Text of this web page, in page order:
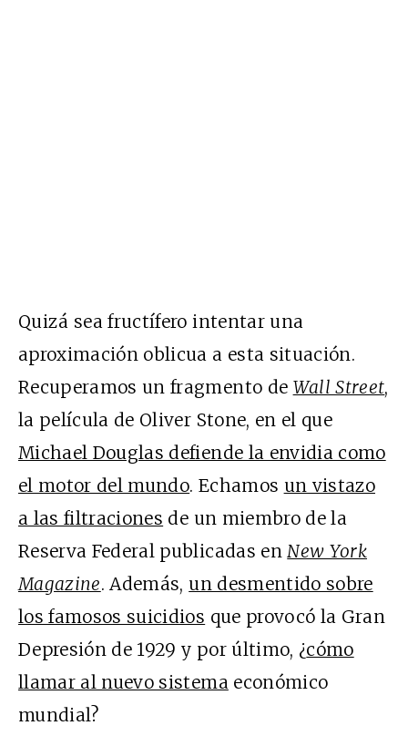
Quizá sea fructífero intentar una
aproximación oblicua a esta situación.
Recuperamos un fragmento de Wall Street,
la película de Oliver Stone, en el que
Michael Douglas defiende la envidia como
el motor del mundo. Echamos un vistazo
a las filtraciones de un miembro de la
Reserva Federal publicadas enNew York
Magazine. Además, un desmentido sobre
los famosos suicidios que provocó la Gran
Depresión de 1929 y por último, ¿cómo
llamar al nuevo sistemaeconómico
mundial?